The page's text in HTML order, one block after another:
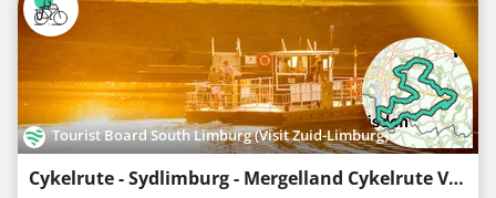
Tourist Board South Limburg (Visit Zuid-Limburg)
Cykelrute - Sydlimburg - Mergelland Cykelrute Vest-sløjfe